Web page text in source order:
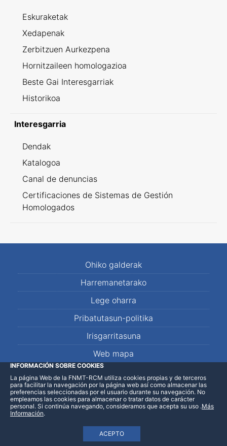
Eskuraketak
Xedapenak
Zerbitzuen Aurkezpena
Hornitzaileen homologazioa
Beste Gai Interesgarriak
Historikoa
Interesgarria
Dendak
Katalogoa
Canal de denuncias
Certificaciones de Sistemas de Gestión
Homologados
Ohiko galderak
Harremanetarako
Lege oharra
Pribatutasun-politika
Irisgarritasuna
Web mapa
LinkedInFacebookWhatsApp
INFORMACIÓN SOBRE COOKIES
La página Web de la FNMT-RCM utiliza cookies propias y de terceros
para facilitar la navegación por la página web así como almacenar las
preferencias seleccionadas por el usuario durante su navegación. No
empleamos las cookies para almacenar o tratar datos de carácter
personal. Si continúa navegando, consideramos que acepta su uso
ACEPTO
.Más
Información.